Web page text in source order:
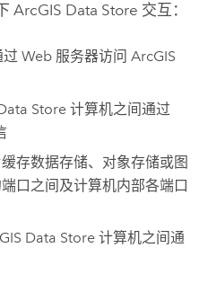
ArcGIS Data Store 交互：
过 Web 服务器访问ArcGIS
Store 计算机之间通过
存数据存储、对象存储或图
口之间及计算机内部各端口
Data Store 计算机之间通